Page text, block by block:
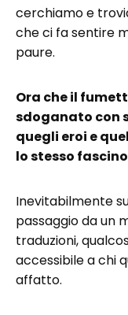
cerchiamo e
che ci fa sentire
paure.
Ora che il
sdoganato con
quegli eroi e
lo stesso
Inevitabilmente
passaggio da un
traduzioni,
accessibile a chi
affatto.